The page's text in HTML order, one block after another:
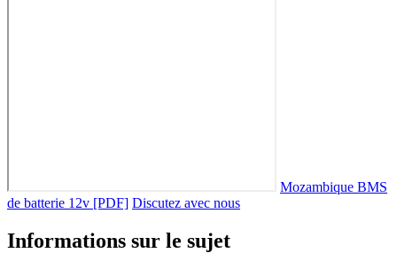
Mozambique BMS
de batterie 12v [PDF] Discutez avec nous
Informations sur le sujet